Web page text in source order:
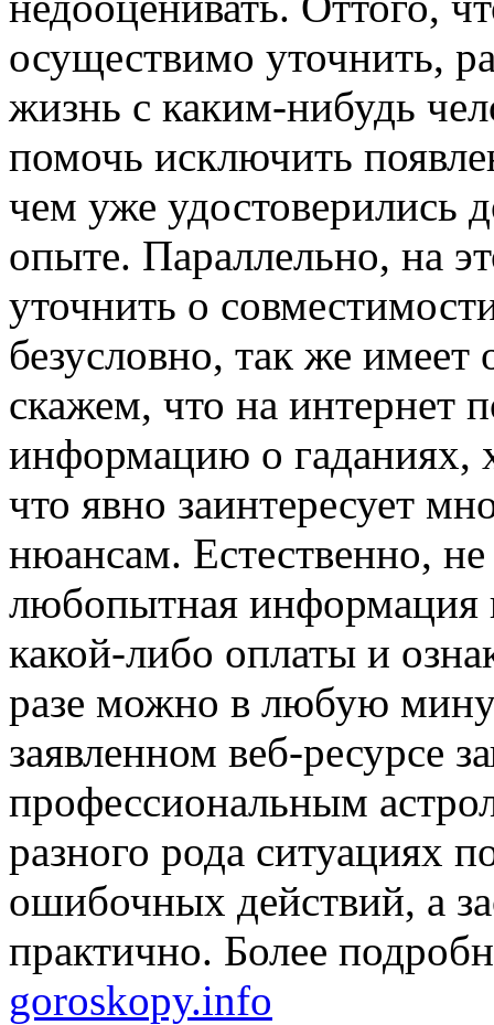
осуществимо уточнить,
жизнь с каким-нибудь
помочь исключить
чем уже удостоверились
опыте. Параллельно, на
уточнить о
безусловно, так же
скажем, что на интернет
информацию о гаданиях,
что явно заинтересует
нюансам. Естественно,
любопытная информация
какой-либо оплаты и
разе можно в любую
заявленном веб-ресурсе
профессиональным
разного рода ситуациях
ошибочных действий, а
практично. Более
goroskopy.info